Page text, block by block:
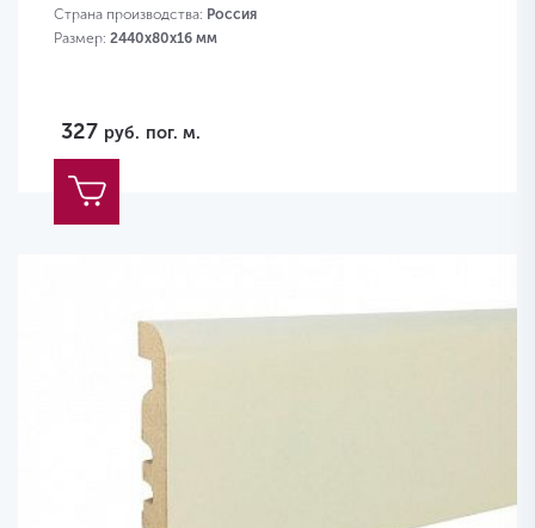
Страна производства: Россия
Размер: 2440х80х16 мм
327 руб. пог. м.